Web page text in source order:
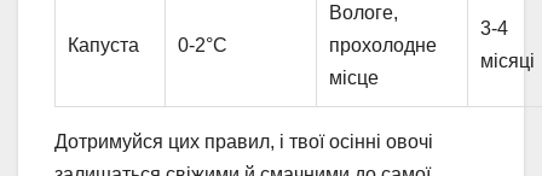
Капуста 0-2°C
Вологе,
прохолодне
місце
3-4
місяці
Дотримуйся цих правил, і твої осінні овочі